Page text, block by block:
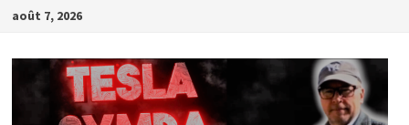
Passer
contenu
août 7, 2026